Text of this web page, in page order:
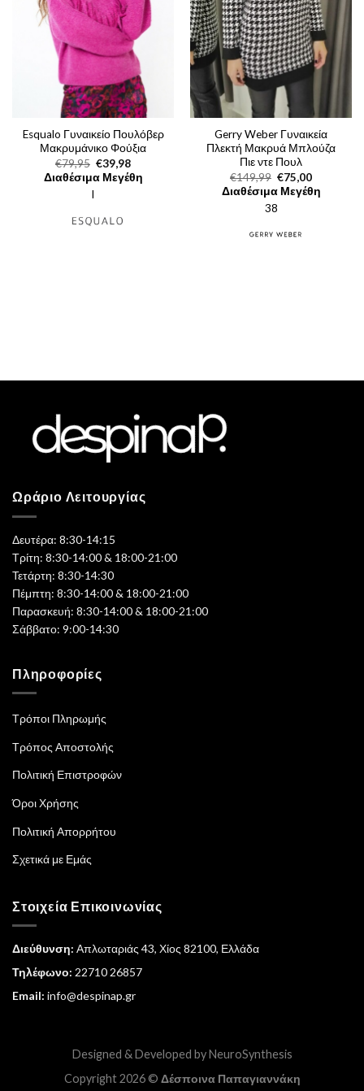
Esqualo Γυναικείο Πουλόβερ
Μακρυμάνικο Φούξια
€79,95 Original
price
was:
€39,98Η
τρέχουσα
τιμή
Διαθέσιμα Μεγέθη
l
Gerry Weber Γυναικεία
Πλεκτή Μακρυά Μπλούζα
Πιε ντε Πουλ
€149,99 Original
price
was:
€149,99.
€75,00Η
τρέχουσα
τιμή
Διαθέσιμα Μεγέθη
38
Ωράριο Λειτουργίας
Δευτέρα: 8:30-14:15
Τρίτη: 8:30-14:00 & 18:00-21:00
Τετάρτη: 8:30-14:30
Πέμπτη: 8:30-14:00 & 18:00-21:00
Παρασκευή: 8:30-14:00 & 18:00-21:00
Σάββατο: 9:00-14:30
Πληροφορίες
Τρόποι Πληρωμής
Τρόπος Αποστολής
Πολιτική Επιστροφών
Όροι Χρήσης
Πολιτική Απορρήτου
Σχετικά με Εμάς
Στοιχεία Επικοινωνίας
Διεύθυνση: Απλωταριάς 43, Χίος 82100, Ελλάδα
Τηλέφωνο: 22710 26857
Email: info@despinap.gr
Designed & Developed byNeuroSynthesis
Copyright 2026 © Δέσποινα Παπαγιαννάκη